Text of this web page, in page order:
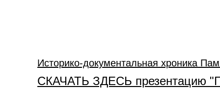
Историко-документальная хроника
СКАЧАТЬ ЗДЕСЬ презентацию